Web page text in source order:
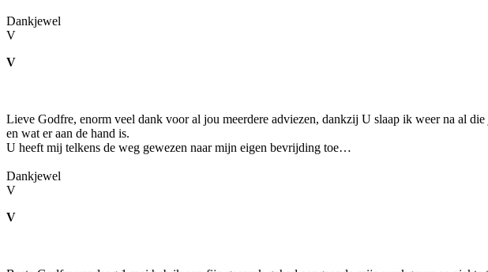
Dankjewel
V
V
Lieve Godfre, enorm veel dank voor al jou meerdere adviezen, dankzij U slaap ik weer na al
en wat er aan de hand is.
U heeft mij telkens de weg gewezen naar mijn eigen bevrijding toe…
Dankjewel
V
V